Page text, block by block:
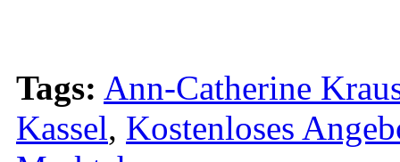
Tags: Ann-Catherine
Kassel, Kostenloses